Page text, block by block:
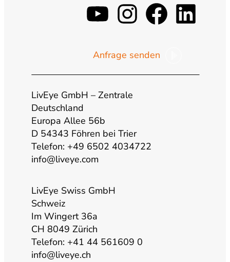
y
u
t
u
b
e
n
s
g
m
c
n
Anfrage senden
LivEye GmbH – Zentrale
Deutschland
Europa Allee 56b
D 54343 Föhren bei Trier
Telefon: +49 6502 4034722
info@liveye.com
LivEye Swiss GmbH
Schweiz
Im Wingert 36a
CH 8049 Zürich
Telefon: +41 44 561609 0
info@liveye.ch